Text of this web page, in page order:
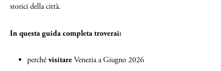
storici della città.
In questa guida completa troverai:
perchévisitareVenezia a Giugno 2026